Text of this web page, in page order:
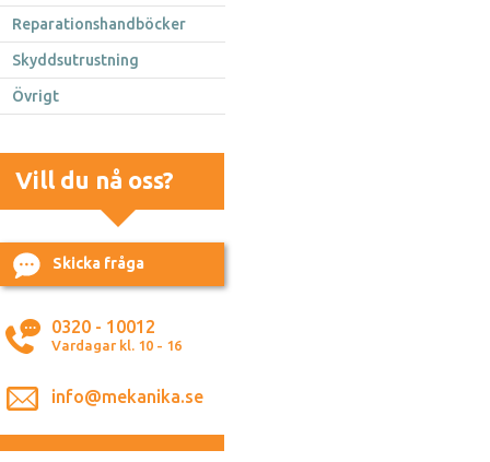
Reparationshandböcker
Skyddsutrustning
Övrigt
Vill du nå oss?
Skicka fråga
0320 - 10012
Vardagar kl. 10 - 16
info@mekanika.se